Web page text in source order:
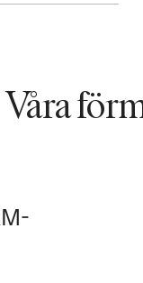
Våra